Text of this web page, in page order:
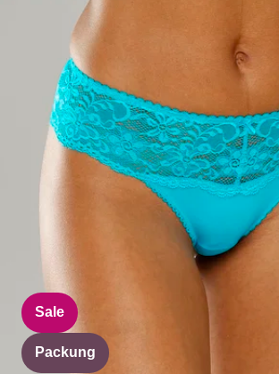
Sale
Packung